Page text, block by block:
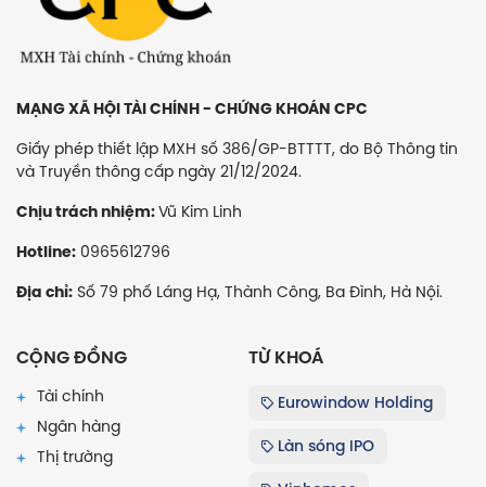
MẠNG XÃ HỘI TÀI CHÍNH - CHỨNG KHOÁN CPC
Giấy phép thiết lập MXH số 386/GP-BTTTT, do Bộ Thông tin
và Truyền thông cấp ngày 21/12/2024.
Chịu trách nhiệm:Vũ Kim Linh
Hotline: 0965612796
Địa chỉ: Số 79 phố Láng Hạ, Thành Công, Ba Đình, Hà Nội.
CỘNG ĐỒNG
Tài chính
Ngân hàng
Thị trường
TỪ KHOÁ
Eurowindow Holding
Làn sóng IPO